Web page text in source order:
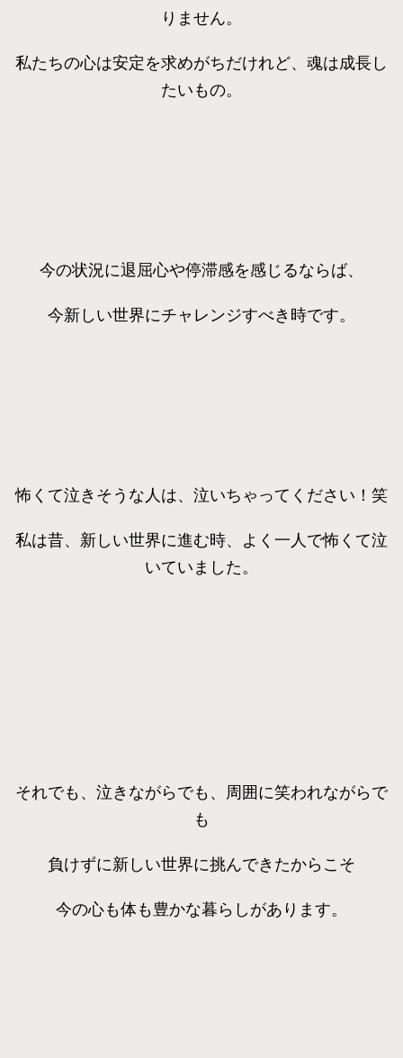
りません。
私たちの心は安定を求めがちだけれど、魂は成長し
たいもの。
今の状況に退屈心や停滞感を感じるならば、
今新しい世界にチャレンジすべき時です。
怖くて泣きそうな人は、泣いちゃってください！笑
私は昔、新しい世界に進む時、よく一人で怖くて泣
いていました。
それでも、泣きながらでも、周囲に笑われながらで
も
負けずに新しい世界に挑んできたからこそ
今の心も体も豊かな暮らしがあります。